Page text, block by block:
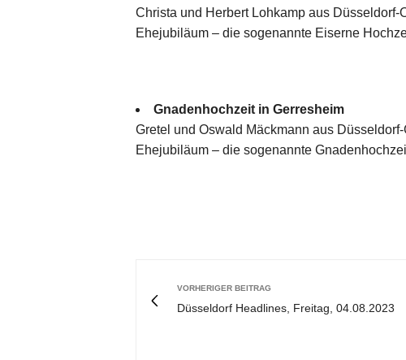
Christa und Herbert Lohkamp aus
Ehejubiläum – die sogenannte Eiserne
Gnadenhochzeit in Gerresheim
Gretel und Oswald Mäckmann aus
Ehejubiläum – die sogenannte
VORHERIGER BEITRAG
Düsseldorf Headlines, Freitag, 04.08.2023